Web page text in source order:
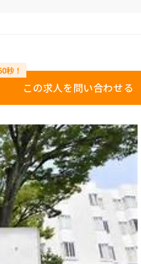
この求人を問い合わせる